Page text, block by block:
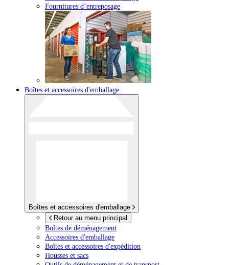
Fournitures d’entreposage
Boîtes et accessoires d'emballage
Boîtes et accessoires d'emballage
Retour au menu principal
Boîtes de déménagement
Accessoires d'emballage
Boîtes et accessoires d'expédition
Housses et sacs